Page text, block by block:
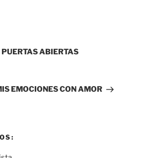
ABIERTAS
EMOCIONES CON AMOR